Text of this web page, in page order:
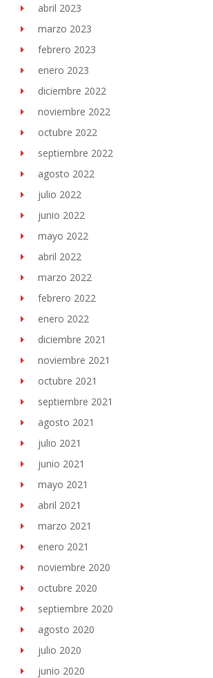
abril 2023
marzo 2023
febrero 2023
enero 2023
diciembre 2022
noviembre 2022
octubre 2022
septiembre 2022
agosto 2022
julio 2022
junio 2022
mayo 2022
abril 2022
marzo 2022
febrero 2022
enero 2022
diciembre 2021
noviembre 2021
octubre 2021
septiembre 2021
agosto 2021
julio 2021
junio 2021
mayo 2021
abril 2021
marzo 2021
enero 2021
noviembre 2020
octubre 2020
septiembre 2020
agosto 2020
julio 2020
junio 2020